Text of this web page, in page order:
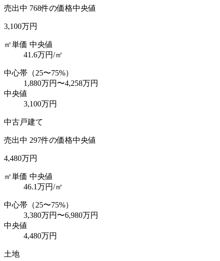
売出中 768件の価格中央値
3,100万円
㎡単価 中央値
41.6万円/㎡
中心帯（25〜75%）
1,880万円 〜4,258万円
中央値
3,100万円
中古戸建て
売出中 297件の価格中央値
4,480万円
㎡単価 中央値
46.1万円/㎡
中心帯（25〜75%）
3,380万円 〜6,980万円
中央値
4,480万円
土地